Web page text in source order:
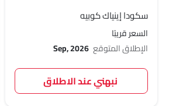
سكودا إينياك كوبيه
السعر قريبًا
الإطلاق المتوقع Sep, 2026
نبهني عند الاطلاق